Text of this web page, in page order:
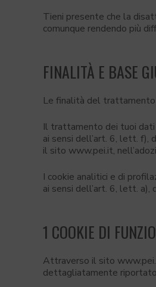
Tieni presente che la
comunque rendendo più
FINALITÀ E BASE
Le finalità del trattamento
Il trattamento dei tuoi dati
ai sensi dell’art. 6, lett.
il sito www.pei.it,
I cookie analitici e di
ai sensi dell’art. 6, lett. a),
1 COOKIE DI
Attraverso il sito
dettagliatamente